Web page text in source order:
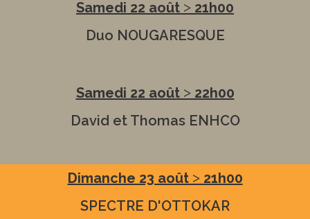
Samedi 22 août ˃ 21h00
Duo NOUGARESQUE
Samedi 22 août ˃ 22h00
David et Thomas ENHCO
Dimanche 23 août ˃ 21h00
SPECTRE D'OTTOKAR